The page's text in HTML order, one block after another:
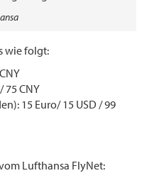
wie folgt:
75 CNY
15 Euro/ 15 USD / 99
Lufthansa FlyNet: